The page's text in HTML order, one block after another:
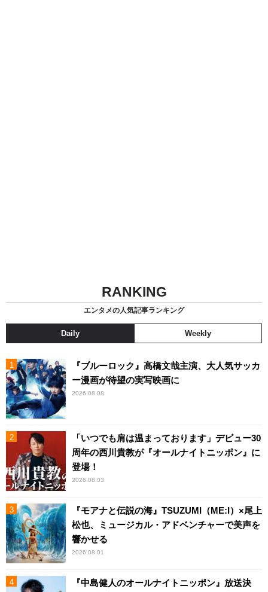
RANKING
エンタメの人気記事ランキング
Daily Weekly
『ブルーロック』高橋文哉主演、大人気サッカ
ー漫画が待望の実写映画に
2026.08.08
「いつでも肩は温まっております」デビュー30
周年の西川貴教が『オールナイトニッポン』に
登場！
2026.08.03
『モアナと伝説の海』TSUZUMI（ME:I）×尾上
松也、ミュージカル・アドベンチャーで美声を
響かせる
2026.08.01
『中島健人のオールナイトニッポン』放送決